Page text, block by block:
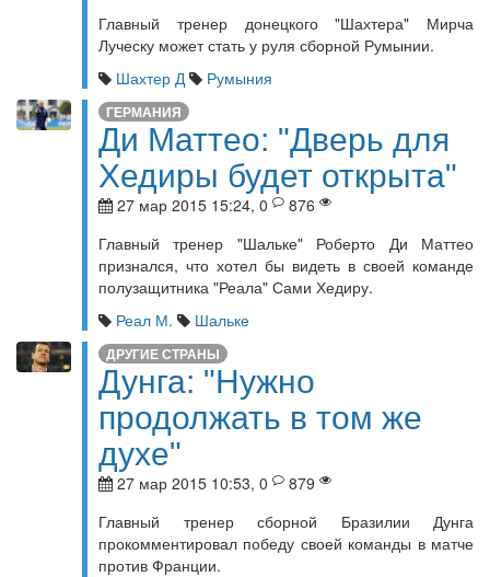
Главный тренер донецкого "Шахтера" Мирча
Луческу может стать у руля сборной Румынии.
Шахтер Д
Румыния
ГЕРМАНИЯ
Ди Маттео: "Дверь для
Хедиры будет открыта"
27 мар 2015 15:24, 0
876
Главный тренер "Шальке" Роберто Ди Маттео
признался, что хотел бы видеть в своей команде
полузащитника "Реала" Сами Хедиру.
Реал М.
Шальке
ДРУГИЕ СТРАНЫ
Дунга: "Нужно
продолжать в том же
духе"
27 мар 2015 10:53, 0
879
Главный тренер сборной Бразилии Дунга
прокомментировал победу своей команды в матче
против Франции.